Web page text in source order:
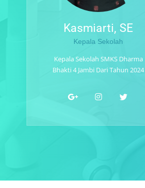
Kasmiarti, SE
Kepala Sekolah
Kepala Sekolah SMKS Dharma
Bhakti 4 Jambi Dari Tahun 2024